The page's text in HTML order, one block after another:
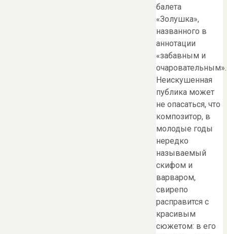
балета
«Золушка»,
названного в
аннотации
«забавным и
очаровательным».
Неискушенная
публика может
не опасаться, что
композитор, в
молодые годы
нередко
называемый
скифом и
варваром,
свирепо
расправится с
красивым
сюжетом: в его